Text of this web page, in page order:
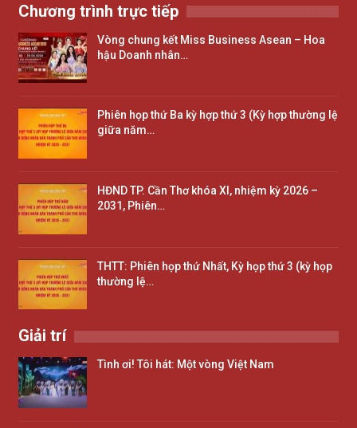
Chương trình trực tiếp
Vòng chung kết Miss Business Asean – Hoa
hậu Doanh nhân…
Phiên họp thứ Ba kỳ hợp thứ 3 (Kỳ hợp thường lệ
giữa năm…
HĐND TP. Cần Thơ khóa XI, nhiệm kỳ 2026 –
2031, Phiên…
THTT: Phiên họp thứ Nhất, Kỳ họp thứ 3 (kỳ họp
thường lệ…
Giải trí
Tình ơi! Tôi hát: Một vòng Việt Nam